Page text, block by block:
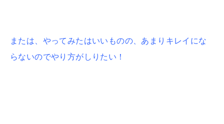
または、やってみたはいいものの、あまりキレイにな
らないのでやり方がしりたい！